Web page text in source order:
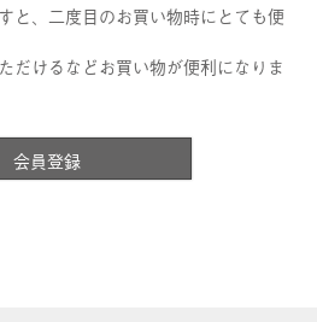
と、二度目のお買い物時にとても便
だけるなどお買い物が便利になりま
会員登録